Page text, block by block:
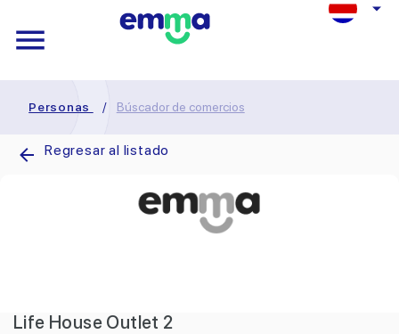
Personas / Búscador de comercios
Regresar al listado
Life House Outlet 2